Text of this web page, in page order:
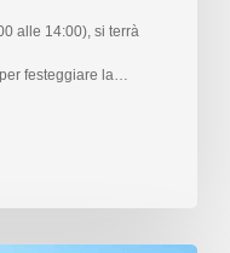
alle 14:00), si terrà
festeggiare la…